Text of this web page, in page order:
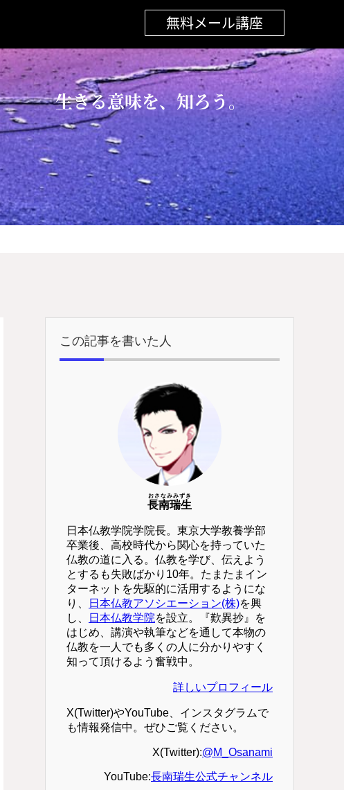
無料メール講座
生きる意味を、知ろう。
この記事を書いた人
長南瑞生
おさなみみずき
日本仏教学院学院長。東京大学教養学部
卒業後、高校時代から関心を持っていた
仏教の道に入る。仏教を学び、伝えよう
とするも失敗ばかり10年。たまたまイン
ターネットを先駆的に活用するようにな
り、
日本仏教アソシエーション(株)を興
し、
日本仏教学院を設立。『歎異抄』を
はじめ、講演や執筆などを通して本物の
仏教を一人でも多くの人に分かりやすく
知って頂けるよう奮戦中。
詳しいプロフィール
X(Twitter)やYouTube、インスタグラムで
も情報発信中。ぜひご覧ください。
X(Twitter):@M_Osanami
YouTube:長南瑞生公式チャンネル